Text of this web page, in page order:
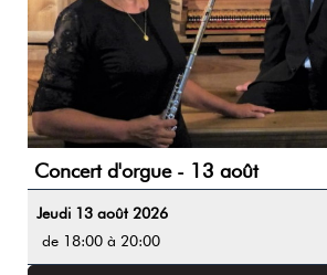
Concert d'orgue - 13 août
Jeudi 13 août 2026
de 18:00 à 20:00